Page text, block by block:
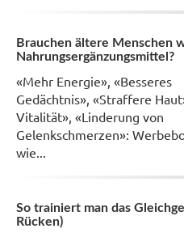
Brauchen ältere Menschen
Nahrungsergänzungsmittel?
«Mehr Energie», «Besseres
Gedächtnis», «Straffere
Vitalität», «Linderung von
Gelenkschmerzen»:
wie...
So trainiert man das
Rücken)